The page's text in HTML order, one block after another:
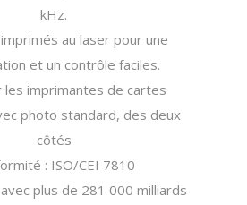
kHz.
au laser pour une
et un contrôle faciles.
les imprimantes de cartes
photo standard, des deux
côtés
: ISO/CEI 7810
plus de 281 000 milliards